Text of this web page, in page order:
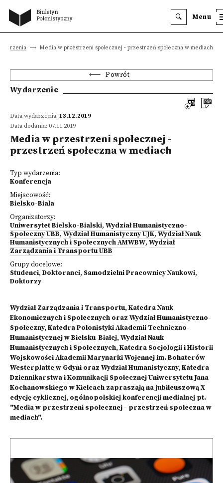
Menu
Media w przestrzeni społecznej - przestrzeń społeczna w mediach
Powrót
Wydarzenie
Data wydarzenia: 13.12.2019
Data dodania: 07.11.2019
Media w przestrzeni społecznej -
przestrzeń społeczna w mediach
Typ wydarzenia:
Konferencja
Miejscowość:
Bielsko-Biala
Organizatorzy:
Uniwersytet Bielsko-Bialski, Wydział Humanistyczno-
Społeczny UBB, Wydział Humanistyczny UJK, Wydział Nauk
Humanistycznych i Społecznych AMWBW, Wydział
Zarządzania i Transportu UBB
Grupy docelowe:
Studenci, Doktoranci, Samodzielni Pracownicy Naukowi,
Doktorzy
Wydział Zarządzania i Transportu, Katedra Nauk
Ekonomicznych i Społecznych oraz Wydział Humanistyczno-
Społeczny, Katedra Polonistyki Akademii Techniczno-
Humanistycznej w Bielsku-Białej, Wydział Nauk
Humanistycznych i Społecznych, Katedra Socjologii i Historii
Wojskowości Akademii Marynarki Wojennej im. Bohaterów
Westerplatte w Gdyni oraz Wydział Humanistyczny, Katedra
Dziennikarstwa i Komunikacji Społecznej Uniwersytetu Jana
Kochanowskiego w Kielcach zapraszają na jubileuszową X
edycję cyklicznej, ogólnopolskiej konferencji medialnej pt.
"Media w przestrzeni społecznej - przestrzeń społeczna w
mediach".